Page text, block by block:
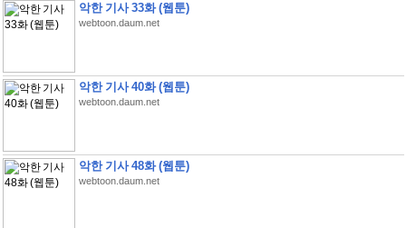
악한 기사 33화 (웹툰)
webtoon.daum.net
악한 기사 40화 (웹툰)
webtoon.daum.net
악한 기사 48화 (웹툰)
webtoon.daum.net